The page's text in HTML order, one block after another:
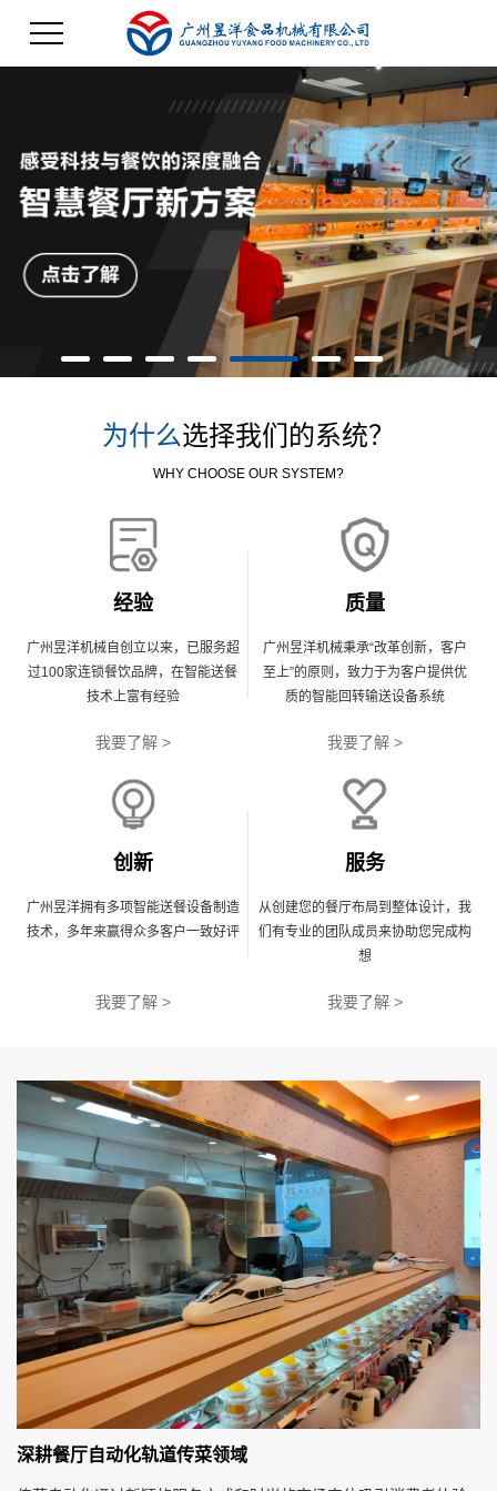
为什么选择我们的系统？
WHY CHOOSE OUR SYSTEM?
经验
广州昱洋机械自创立以来，已服务超
过100家连锁餐饮品牌，在智能送餐
技术上富有经验
我要了解 >
质量
广州昱洋机械秉承“改革创新，客户
至上”的原则，致力于为客户提供优
质的智能回转输送设备系统
我要了解 >
创新
广州昱洋拥有多项智能送餐设备制造
技术，多年来赢得众多客户一致好评
我要了解 >
服务
从创建您的餐厅布局到整体设计，我
们有专业的团队成员来协助您完成构
想
我要了解 >
深耕餐厅自动化轨道传菜领域